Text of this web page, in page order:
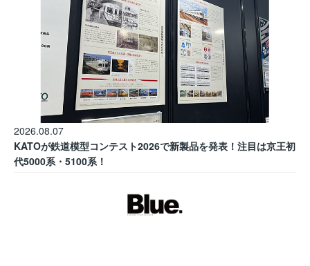
2026.08.07
KATOが鉄道模型コンテスト2026で新製品を発表！注目は京王初
代5000系・5100系！